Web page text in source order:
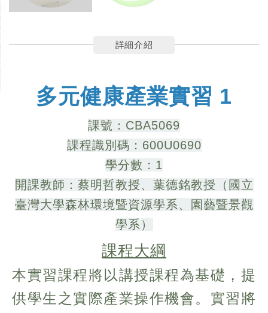
詳細介紹
多元健康產業實習 1
課號：CBA5069
課程識別碼：600U0690
學分數：1
開課教師：蔡明哲教授、葉德銘教授（國立
臺灣大學森林環境暨資源學系、園藝暨景觀
學系）
課程大綱
本實習課程將以講授課程為基礎，提
供學生之實際產業操作機會。實習將